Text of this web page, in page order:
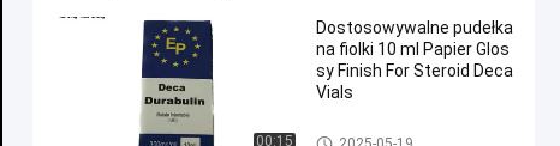
00:15
Dostosowywalne pudełka
na fiolki 10 ml Papier Glos
sy Finish For Steroid Deca
Vials
10ml fiolka pola